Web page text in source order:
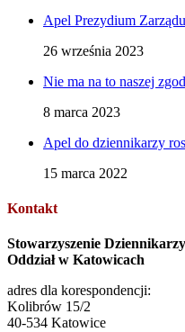
Apel Prezydium
26 września 2023
Nie ma na to naszej
8 marca 2023
Apel do dziennikarzy
15 marca 2022
Kontakt
Stowarzyszenie
Oddział w Katowicach
adres dla korespondencji:
Kolibrów 15/2
40-534 Katowice